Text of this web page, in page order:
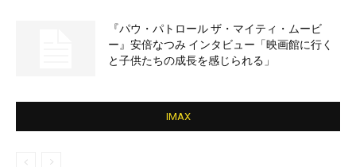
『パウ・パトロール ザ・マイティ・ムービ
ー』安倍なつみ インタビュー「映画館に行く
と子供たちの成長を感じられる」
IMAX